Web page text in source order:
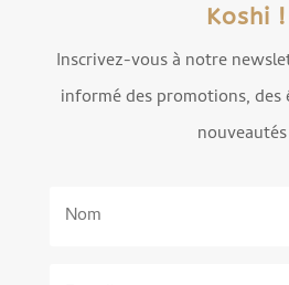
Koshi !
Inscrivez-vous à notre
informé des promotions, des